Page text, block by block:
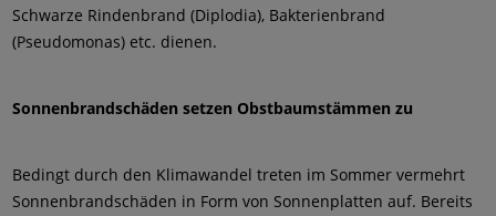
Schwarze Rindenbrand (Diplodia), Bakterienbrand
(Pseudomonas) etc. dienen.
Sonnenbrandschäden setzen Obstbaumstämmen zu
Bedingt durch den Klimawandel treten im Sommer vermehrt
Sonnenbrandschäden in Form von Sonnenplatten auf. Bereits